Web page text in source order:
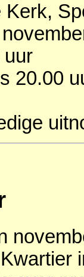
uur
20.00